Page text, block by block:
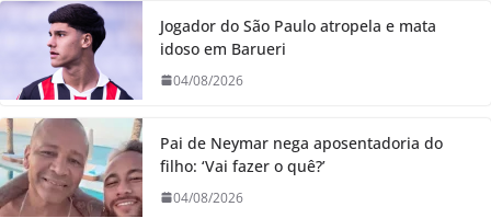
Jogador do São Paulo atropela e mata
idoso em Barueri
04/08/2026
Pai de Neymar nega aposentadoria do
filho: ‘Vai fazer o quê?’
04/08/2026